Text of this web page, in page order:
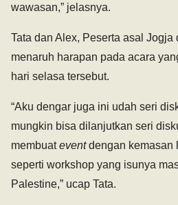
wawasan,” jelasnya.
Tata dan Alex, Peserta asal
menaruh harapan pada acara
hari selasa tersebut.
“Aku dengar juga ini udah seri
mungkin bisa dilanjutkan seri
membuateventdengan kemasan
seperti workshop yang isunya
Palestine,” ucap Tata.